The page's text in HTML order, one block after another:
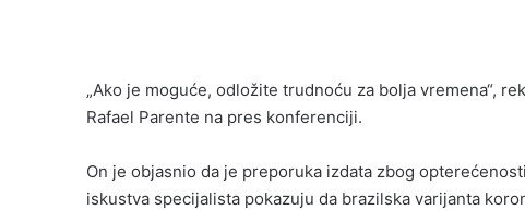
„Ako je moguće, odložite trudnoću za bolja vremena“,
Rafael Parente na pres konferenciji.
On je objasnio da je preporuka izdata zbog
iskustva specijalista pokazuju da brazilska varijanta